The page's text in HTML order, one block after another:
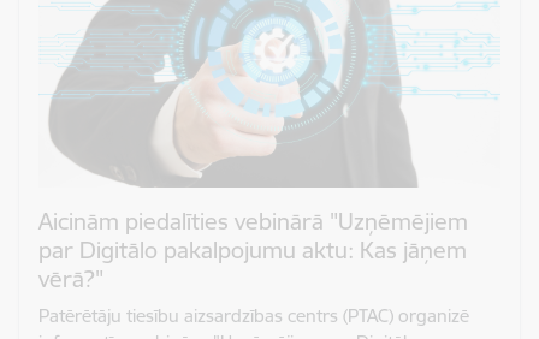
Aicinām piedalīties vebinārā "Uzņēmējiem
par Digitālo pakalpojumu aktu: Kas jāņem
vērā?"
Patērētāju tiesību aizsardzības centrs (PTAC) organizē